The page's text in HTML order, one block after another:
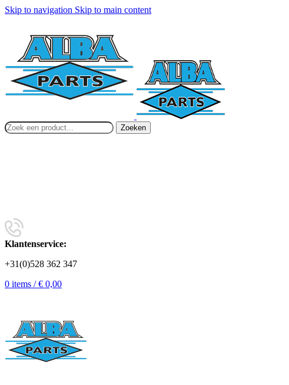
Skip to navigation Skip to main content
Zoeken
Klantenservice:
+31(0)528 362 347
0 items / € 0,00